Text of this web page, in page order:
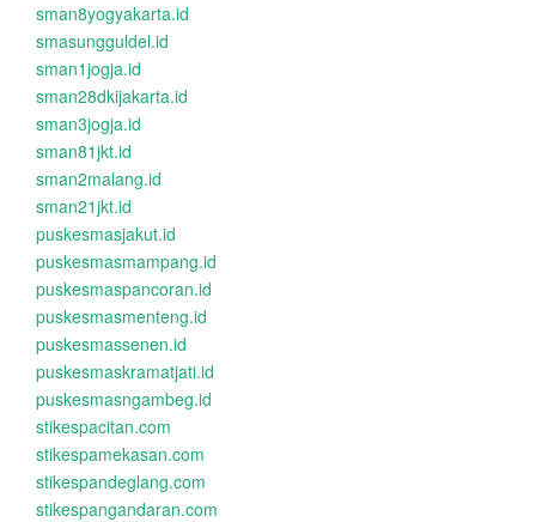
sman8yogyakarta.id
smasungguldel.id
sman1jogja.id
sman28dkijakarta.id
sman3jogja.id
sman81jkt.id
sman2malang.id
sman21jkt.id
puskesmasjakut.id
puskesmasmampang.id
puskesmaspancoran.id
puskesmasmenteng.id
puskesmassenen.id
puskesmaskramatjati.id
puskesmasngambeg.id
stikespacitan.com
stikespamekasan.com
stikespandeglang.com
stikespangandaran.com